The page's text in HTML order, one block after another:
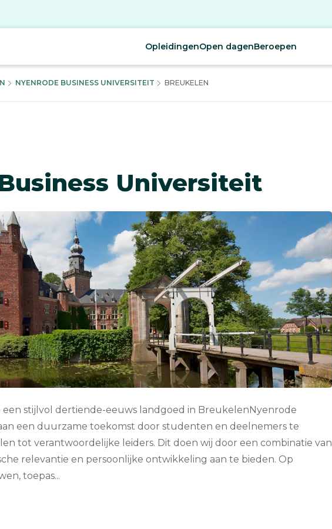
OpleidingenOpen dagenBeroepen
NYENRODE BUSINESS UNIVERSITEIT BREUKELEN
Universiteit
stijlvol dertiende-eeuws landgoed in BreukelenNyenrode
een duurzame toekomst door studenten en deelnemers te
tot verantwoordelijke leiders. Dit doen wij door een combinatie van
relevantie en persoonlijke ontwikkeling aan te bieden. Op
toepas...